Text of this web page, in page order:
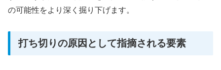
の可能性をより深く掘り下げます。
打ち切りの原因として指摘される要素